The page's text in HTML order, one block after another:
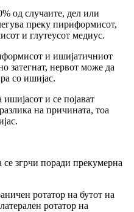
од случаите, дел или
преку пириформисот,
и глутеусот медиус.
и ишијатичниот
затегнат, нервот може да
со ишијас.
и се појават
на причината, тоа
згрчи поради прекумерна
ротатор на бутот на
ротатор на